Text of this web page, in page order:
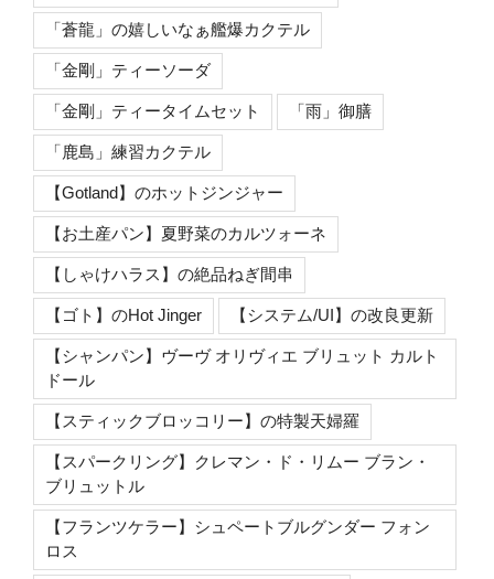
「蒼龍」の嬉しいなぁ艦爆カクテル
「金剛」ティーソーダ
「金剛」ティータイムセット 「雨」御膳
「鹿島」練習カクテル
【Gotland】のホットジンジャー
【お土産パン】夏野菜のカルツォーネ
【しゃけハラス】の絶品ねぎ間串
【ゴト】のHot Jinger 【システム/UI】の改良更新
【シャンパン】ヴーヴ オリヴィエ ブリュット カルト
ドール
【スティックブロッコリー】の特製天婦羅
【スパークリング】クレマン・ド・リムー ブラン・
ブリュットル
【フランツケラー】シュペートブルグンダー フォン
ロス